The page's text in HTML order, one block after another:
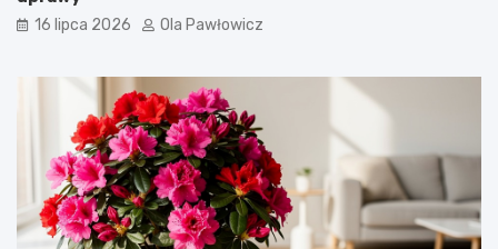
16 lipca 2026 Ola Pawłowicz